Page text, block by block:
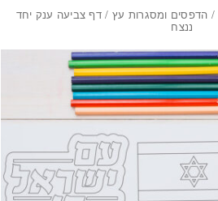
/ הדפסים ומסגרות עץ / דף צביעה ענק יחד
ננצח